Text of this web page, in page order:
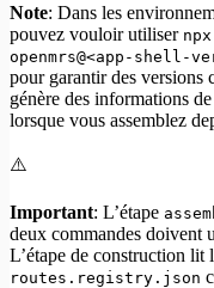
Note: Dans les
pouvez vouloir utiliser
openmrs@<app-shell-
pour garantir des versions
génère des informations
lorsque vous assemblez
⚠️
Important: L’étape
deux commandes doivent
L’étape de construction lit
routes.registry.json